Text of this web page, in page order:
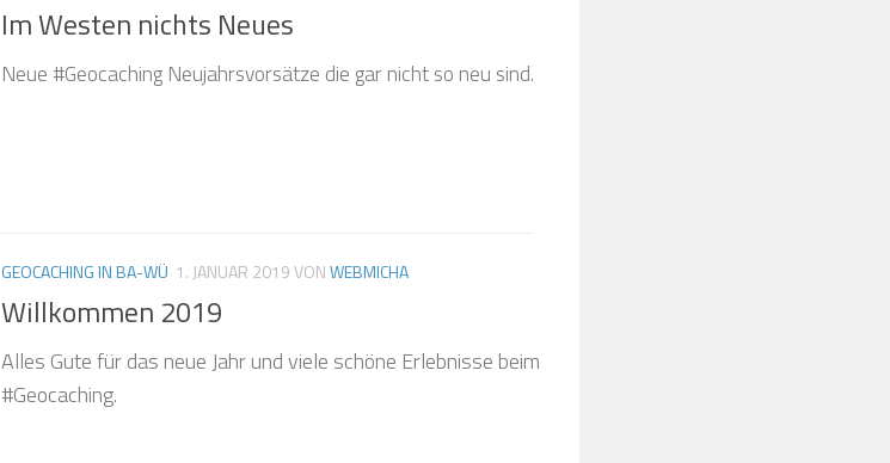
Im Westen nichts Neues
Neue #Geocaching Neujahrsvorsätze die gar nicht so neu sind.
GEOCACHING IN BA-WÜ 1. JANUAR 2019VONWEBMICHA
Willkommen 2019
Alles Gute für das neue Jahr und viele schöne Erlebnisse beim
#Geocaching.